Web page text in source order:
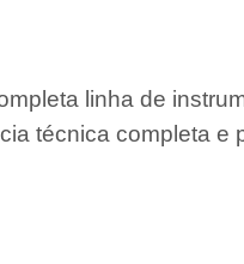
linha de
técnica completa